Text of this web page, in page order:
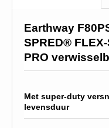
Houtkrullen Oranje (7)
Rapsodie (4)
Rapsodie miscanthus
Vlas (10)
AXAL® Pro Tabletten
Earthway
SPRED®
PRO
Met super-duty
levensduur